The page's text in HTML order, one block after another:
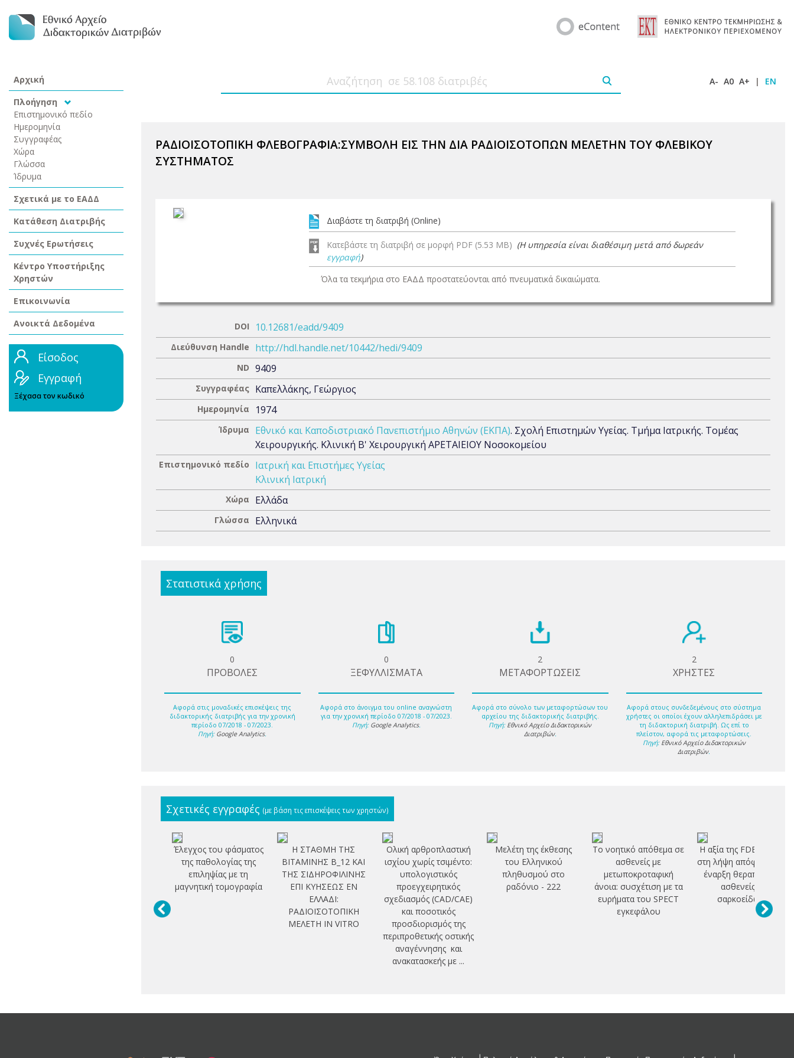
Αρχική
Πλοήγηση
Επιστημονικό πεδίο
Ημερομηνία
Συγγραφέας
Χώρα
Γλώσσα
Ίδρυμα
Σχετικά με το ΕΑΔΔ
Κατάθεση Διατριβής
Συχνές Ερωτήσεις
Κέντρο Υποστήριξης
Χρηστών
Επικοινωνία
Ανοικτά Δεδομένα
Είσοδος
Εγγραφή
Ξέχασα τον κωδικό
A- A0 A+ | EN
ΡΑΔΙΟΙΣΟΤΟΠΙΚΗ ΦΛΕΒΟΓΡΑΦΙΑ:ΣΥΜΒΟΛΗ ΕΙΣ ΤΗΝ ΔΙΑ ΡΑΔΙΟΙΣΟΤΟΠΩΝ ΜΕΛΕΤΗΝ ΤΟΥ ΦΛΕΒΙΚΟΥ
ΣΥΣΤΗΜΑΤΟΣ
Διαβάστε τη διατριβή (Online)
Κατεβάστε τη διατριβή σε μορφή PDF (5.53 MB) (Η υπηρεσία είναι διαθέσιμη μετά από δωρεάν
εγγραφή)
Όλα τα τεκμήρια στο ΕΑΔΔ προστατεύονται από πνευματικά δικαιώματα.
DOI 10.12681/eadd/9409
Διεύθυνση Handle http://hdl.handle.net/10442/hedi/9409
ND 9409
Συγγραφέας Καπελλάκης, Γεώργιος
Ημερομηνία 1974
Ίδρυμα Εθνικό και Καποδιστριακό Πανεπιστήμιο Αθηνών (ΕΚΠΑ). Σχολή Επιστημών Υγείας. Τμήμα Ιατρικής. Τομέας
Χειρουργικής. Κλινική Β' Χειρουργική ΑΡΕΤΑΙΕΙΟΥ Νοσοκομείου
Επιστημονικό πεδίο
Ιατρική και Επιστήμες Υγείας
Κλινική Ιατρική
Χώρα Ελλάδα
Γλώσσα Ελληνικά
Στατιστικά χρήσης
0
ΠΡΟΒΟΛΕΣ
Αφορά στις μοναδικές επισκέψεις της
διδακτορικής διατριβής για την χρονική
περίοδο 07/2018 - 07/2023.
Πηγή: Google Analytics.
0
ΞΕΦΥΛΛΙΣΜΑΤΑ
Αφορά στο άνοιγμα του online αναγνώστη
για την χρονική περίοδο 07/2018 - 07/2023.
Πηγή: Google Analytics.
2
ΜΕΤΑΦΟΡΤΩΣΕΙΣ
Αφορά στο σύνολο των μεταφορτώσων του
αρχείου της διδακτορικής διατριβής.
Πηγή: Εθνικό Αρχείο Διδακτορικών
Διατριβών.
2
ΧΡΗΣΤΕΣ
Αφορά στους συνδεδεμένους στο σύστημα
χρήστες οι οποίοι έχουν αλληλεπιδράσει με
τη διδακτορική διατριβή. Ως επί το
πλείστον, αφορά τις μεταφορτώσεις.
Πηγή: Εθνικό Αρχείο Διδακτορικών
Διατριβών.
Σχετικές εγγραφές (με βάση τις επισκέψεις των χρηστών)
Έλεγχος του φάσματος
της παθολογίας της
επιληψίας με τη
μαγνητική τομογραφία
Η ΣΤΑΘΜΗ ΤΗΣ
ΒΙΤΑΜΙΝΗΣ Β_12 ΚΑΙ
ΤΗΣ ΣΙΔΗΡΟΦΙΛΙΝΗΣ
ΕΠΙ ΚΥΗΣΕΩΣ ΕΝ
ΕΛΛΑΔΙ:
ΡΑΔΙΟΪΣΟΤΟΠΙΚΗ
ΜΕΛΕΤΗ IN VITRO
Ολική αρθροπλαστική
ισχίου χωρίς τσιμέντο:
υπολογιστικός
προεγχειρητικός
σχεδιασμός (CAD/CAE)
και ποσοτικός
προσδιορισμός της
περιπροθετικής οστικής
αναγέννησης και
ανακατασκεής με ...
Μελέτη της έκθεσης
του Ελληνικού
πληθυσμού στο
ραδόνιο - 222
Το νοητικό απόθεμα σε
ασθενείς με
μετωποκροταφική
άνοια: συσχέτιση με τα
ευρήματα του SPECT
εγκεφάλου
Η αξία της FDE PET/CT
στη λήψη απόφασης για
έναρξη θεραπείας σε
ασθενείς με
σαρκοείδωση